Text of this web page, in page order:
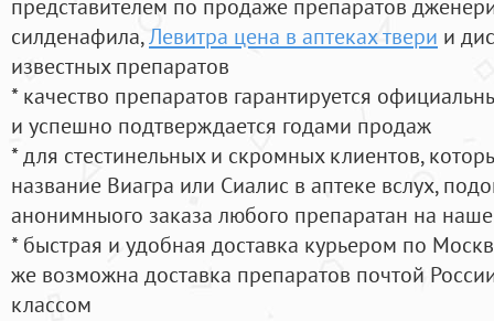
представителем по продаже препаратов
силденафила,Левитра цена в аптеках твери и
известных препаратов
* качество препаратов гарантируется
и успешно подтверждается годами продаж
* для стестинельных и скромных клиентов,
название Виагра или Сиалис в аптеке вслух,
анонимныого заказа любого препаратан на
* быстрая и удобная доставка курьером по
же возможна доставка препаратов почтой
классом